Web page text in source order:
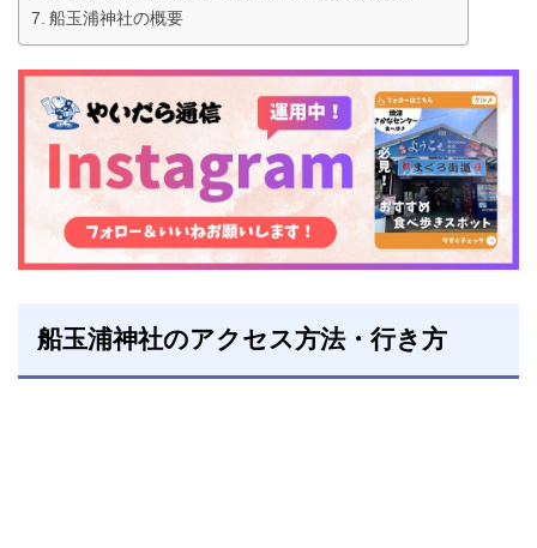
船玉浦神社の概要
船玉浦神社のアクセス方法・行き方